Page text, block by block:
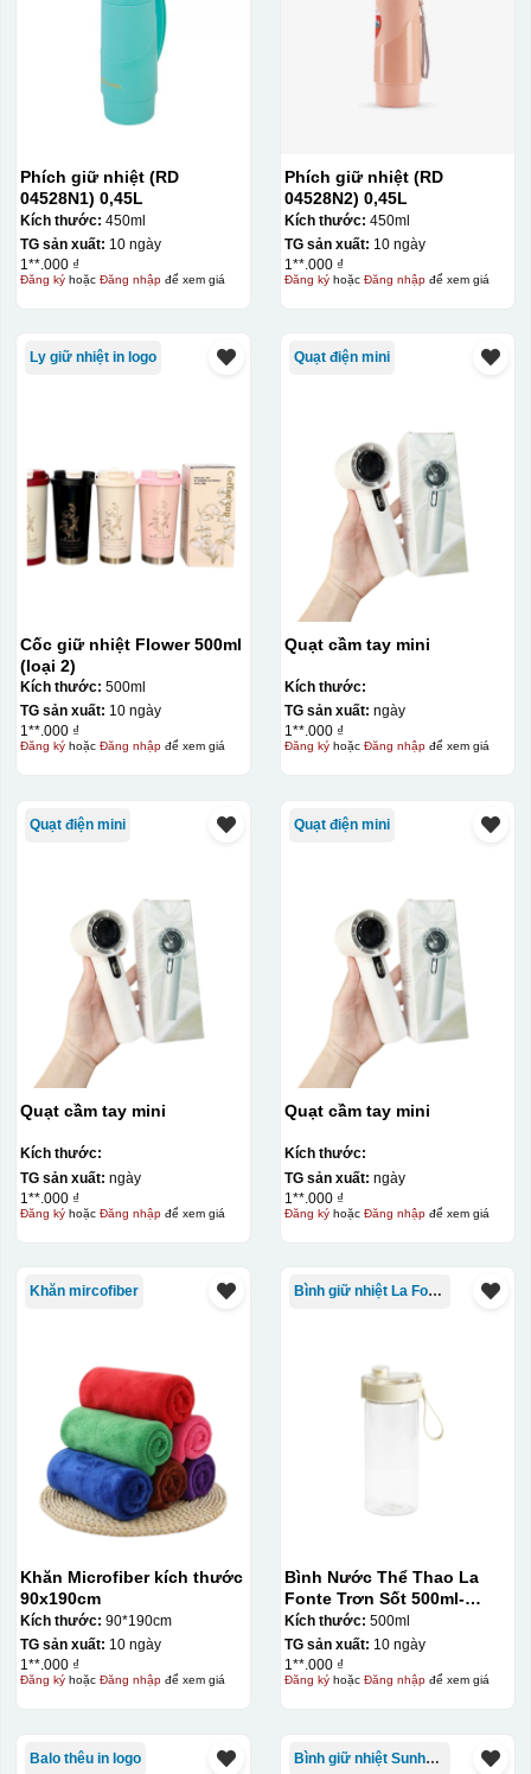
Phích giữ nhiệt (RD
04528N1) 0,45L
Kích thước: 450ml
TG sản xuất: 10 ngày
1**.000 ₫
Đăng kýhoặc Đăng nhậpđể xem giá
Phích giữ nhiệt (RD
04528N2) 0,45L
Kích thước: 450ml
TG sản xuất: 10 ngày
1**.000 ₫
Đăng kýhoặc Đăng nhậpđể xem giá
Ly giữ nhiệt in logo
Cốc giữ nhiệt Flower 500ml
(loại 2)
Kích thước: 500ml
TG sản xuất: 10 ngày
1**.000 ₫
Đăng kýhoặc Đăng nhậpđể xem giá
Quạt điện mini
Quạt cầm tay mini
Kích thước:
TG sản xuất: ngày
1**.000 ₫
Đăng kýhoặc Đăng nhậpđể xem giá
Quạt điện mini
Quạt cầm tay mini
Kích thước:
TG sản xuất: ngày
1**.000 ₫
Đăng kýhoặc Đăng nhậpđể xem giá
Quạt điện mini
Quạt cầm tay mini
Kích thước:
TG sản xuất: ngày
1**.000 ₫
Đăng kýhoặc Đăng nhậpđể xem giá
Khăn mircofiber
Khăn Microfiber kích thước
90x190cm
Kích thước: 90*190cm
TG sản xuất: 10 ngày
1**.000 ₫
Đăng kýhoặc Đăng nhậpđể xem giá
Bình giữ nhiệt La Fonte
Bình Nước Thể Thao La
Fonte Trơn Sốt 500ml-
010009
Kích thước: 500ml
TG sản xuất: 10 ngày
1**.000 ₫
Đăng kýhoặc Đăng nhậpđể xem giá
Balo thêu in logo Bình giữ nhiệt Sunhouse